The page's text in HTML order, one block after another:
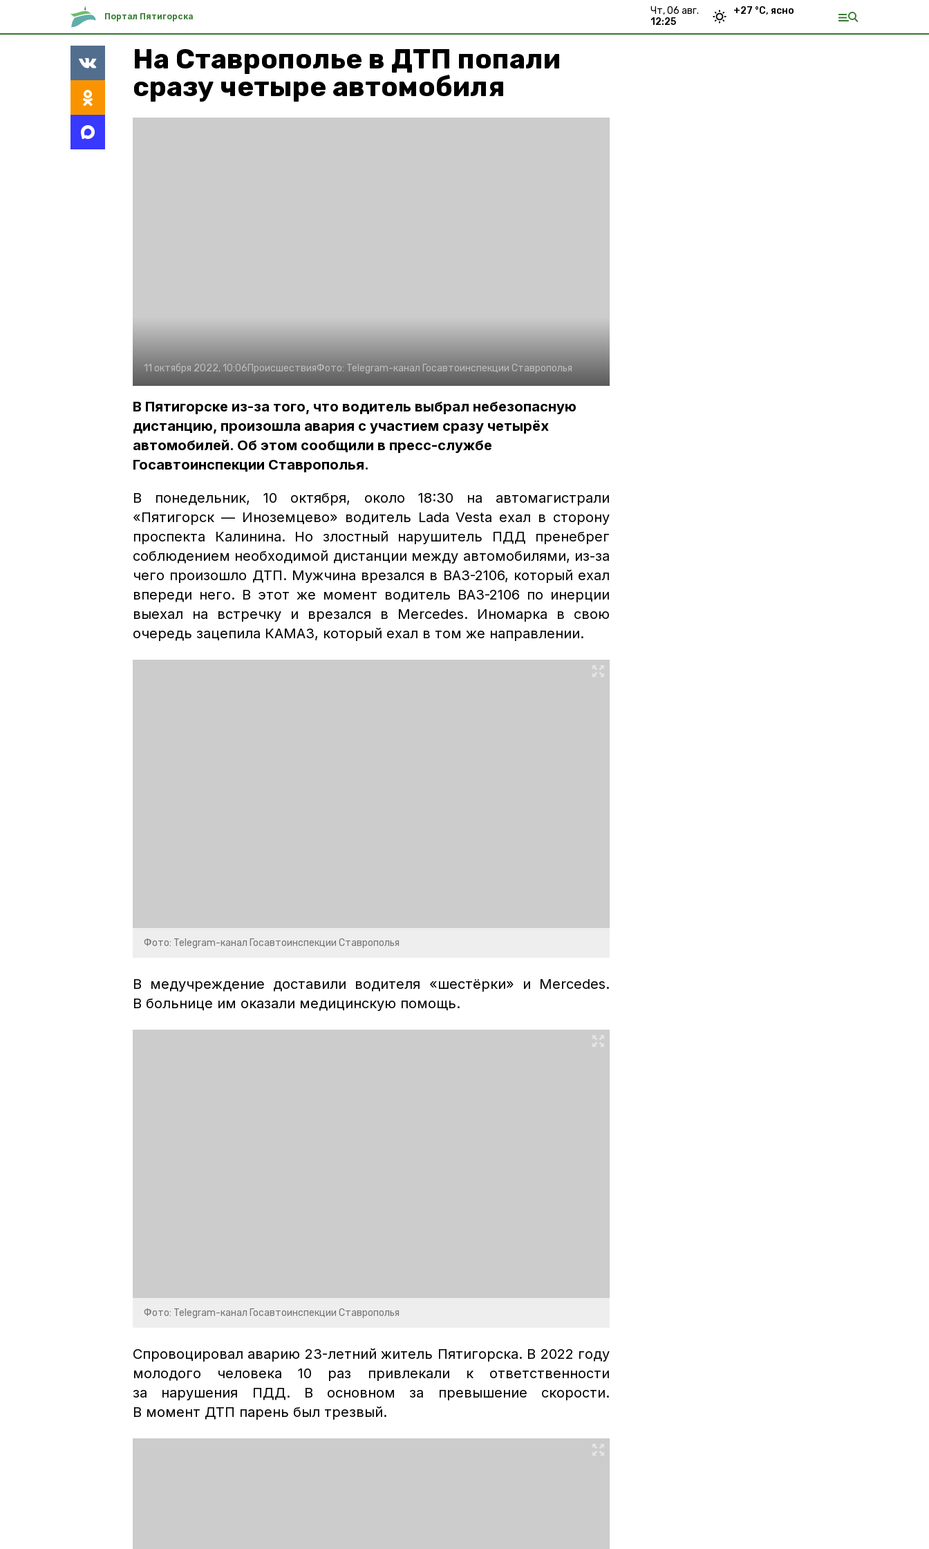
Портал Пятигорска
чт, 06 авг.
12:25
+27 °С, ясно
На Ставрополье в ДТП попали
сразу четыре автомобиля
11 октября 2022, 10:06ПроисшествияФото: Telegram-канал Госавтоинспекции Ставрополья
В Пятигорске из-за того, что водитель выбрал небезопасную
дистанцию, произошла авария с участием сразу четырёх
автомобилей. Об этом сообщили в пресс-службе
Госавтоинспекции Ставрополья.
В понедельник, 10 октября, около 18:30 на автомагистрали
«Пятигорск — Иноземцево» водитель Lada Vesta ехал в сторону
проспекта Калинина. Но злостный нарушитель ПДД пренебрег
соблюдением необходимой дистанции между автомобилями, из-за
чего произошло ДТП. Мужчина врезался в ВАЗ-2106, который ехал
впереди него. В этот же момент водитель ВАЗ-2106 по инерции
выехал на встречку и врезался в Mercedes. Иномарка в свою
очередь зацепила КАМАЗ, который ехал в том же направлении.
Фото: Telegram-канал Госавтоинспекции Ставрополья
В медучреждение доставили водителя «шестёрки» и Mercedes.
В больнице им оказали медицинскую помощь.
Фото: Telegram-канал Госавтоинспекции Ставрополья
Спровоцировал аварию 23-летний житель Пятигорска. В 2022 году
молодого человека 10 раз привлекали к ответственности
за нарушения ПДД. В основном за превышение скорости.
В момент ДТП парень был трезвый.